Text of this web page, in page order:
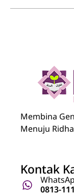
Nuraida Islamic Boarding School
Membina
Menuju
Kontak
0813-